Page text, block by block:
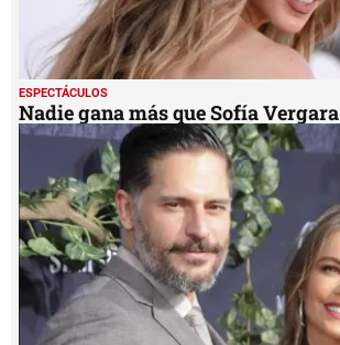
ESPECTÁCULOS
Nadie gana más que Sofía Vergara